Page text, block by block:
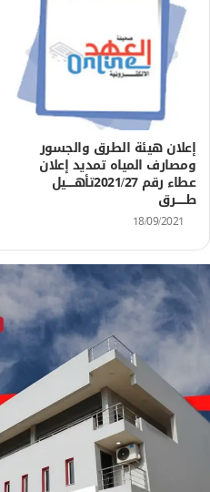
إعلان هيئة الطرق والجسور
ومصارف المياه تمديد إعلان
عطاء رقم 2021/27تأهــــــيل
طـــــــرق
18/09/2021